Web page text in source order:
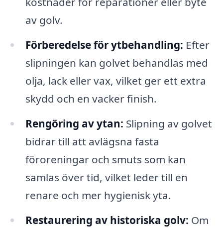
av golv.
Förberedelse för ytbehandling: Efter
slipningen kan golvet behandlas med
olja, lack eller vax, vilket ger ett extra
skydd och en vacker finish.
Rengöring av ytan: Slipning av golvet
bidrar till att avlägsna fasta
föroreningar och smuts som kan
samlas över tid, vilket leder till en
renare och mer hygienisk yta.
Restaurering av historiska golv: Om